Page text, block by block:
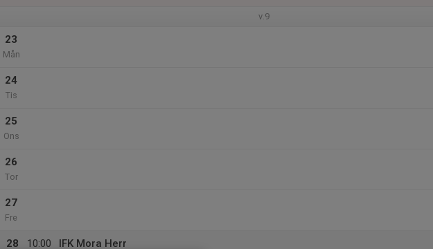
v.9
23
Mån
24
Tis
25
Ons
26
Tor
27
Fre
28 10:00 IFK Mora Herr